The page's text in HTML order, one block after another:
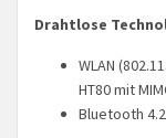
Drahtlose
WLAN
HT80 mit
Bluetooth 4.2